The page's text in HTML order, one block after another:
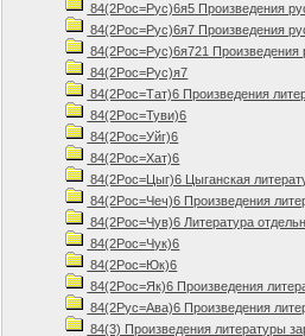
84(2Рос=Рус)6я5 Произведения
84(2Рос=Рус)6я7 Произведения
84(2Рос=Рус)6я721 Произведения
84(2Рос=Рус)я7
84(2Рос=Тат)6 Произведения
84(2Рос=Туви)6
84(2Рос=Уйг)6
84(2Рос=Хат)6
84(2Рос=Цыг)6 Цыганская
84(2Рос=Чеч)6 Произведения
84(2Рос=Чув)6 Литература
84(2Рос=Чук)6
84(2Рос=Юк)6
84(2Рос=Як)6 Произведения
84(2Рус=Ава)6 Произведения
84(3) Произведения литературы